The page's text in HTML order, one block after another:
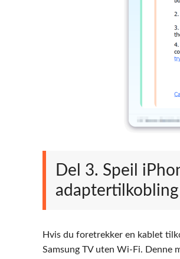
Del 3. Speil
adaptertilkobling
Hvis du foretrekker en kablet
Samsung TV uten Wi-Fi. Denne